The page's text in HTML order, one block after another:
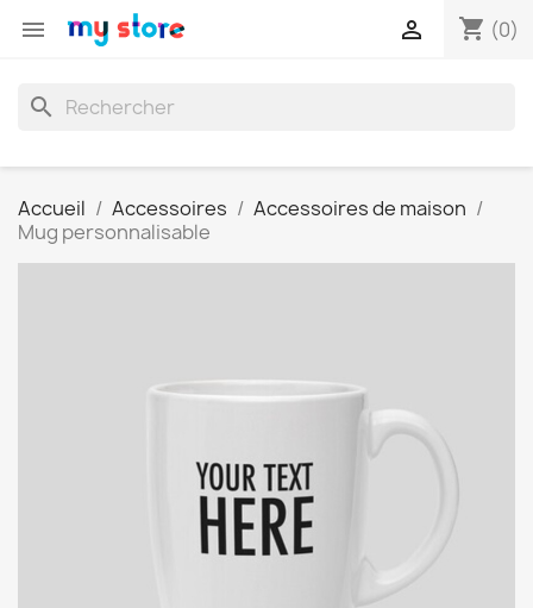
 shopping_cart (0)

search
Accueil Accessoires
Accessoires de maison
Mug personnalisable